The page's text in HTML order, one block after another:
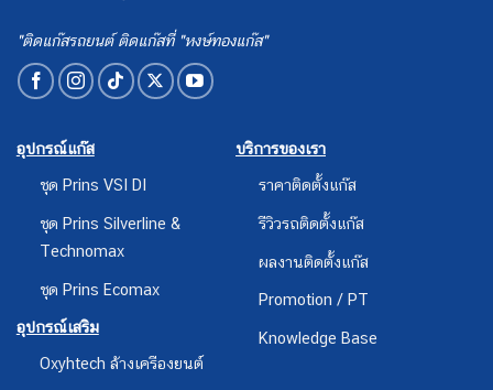
"ติดแก๊สรถยนต์ ติดแก๊สที่ "หงษ์ทองแก๊ส"
อุปกรณ์แก๊ส
ชุด Prins VSI DI
ชุด Prins Silverline &
Technomax
ชุด Prins Ecomax
อุปกรณ์เสริม
Oxyhtech ล้างเครืองยนต์
บริการของเรา
ราคาติดตั้งแก๊ส
รีวิวรถติดตั้งแก๊ส
ผลงานติดตั้งแก๊ส
Promotion / PT
Knowledge Base